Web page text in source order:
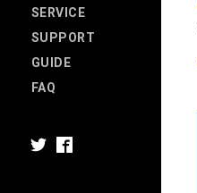
SERVICE
SUPPORT
GUIDE
FAQ